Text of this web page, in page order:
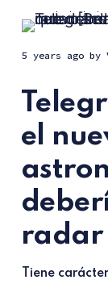
5 years agoby
el
radar
Tiene